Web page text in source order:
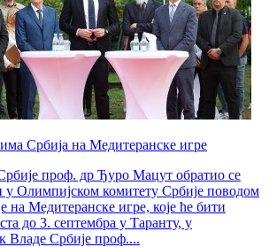
Србија на Медитеранске игре
проф. др Ђуро Мацут обратио се
у Олимпијском комитету Србије поводом
на Медитеранске игре, које ће бити
до 3. септембра у Таранту, у
Владе Србије проф....